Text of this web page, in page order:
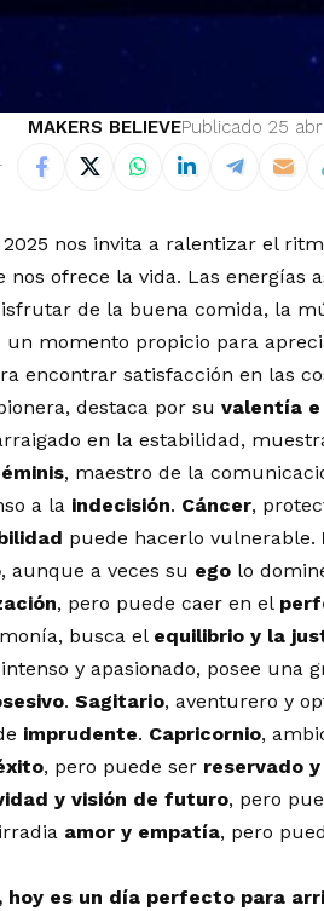
MAKERS BELIEVEPublicado 25
nos invita a ralentizar el
nos ofrece la vida. Las energías
de la buena comida, la
un momento propicio para
encontrar satisfacción en las
destaca por su valentía
en la estabilidad,
, maestro de la
a la indecisión. Cáncer,
puede hacerlo vulnerable.
, aunque a veces su egolo
, pero puede caer en el
busca el equilibrio y la
y apasionado, posee una
. Sagitario, aventurero y
imprudente. Capricornio,
, pero puede ser reservado
y visión de futuro, pero
amor y empatía, pero
hoy es un día perfecto para